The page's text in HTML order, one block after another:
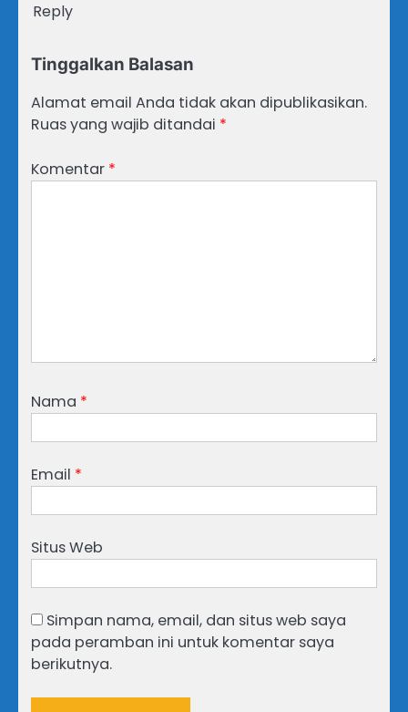
Reply
Tinggalkan Balasan
Alamat email Anda tidak akan dipublikasikan.
Ruas yang wajib ditandai *
Komentar *
Nama *
Email *
Situs Web
Simpan nama, email, dan situs web saya
pada peramban ini untuk komentar saya
berikutnya.